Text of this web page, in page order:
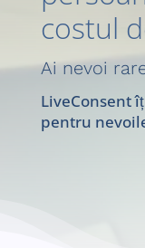
costul
Ai nevoi
LiveConsent
pentru